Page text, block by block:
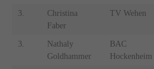
3.
Christina
Faber
TV Wehen
3.
Nathaly
Goldhammer
BAC
Hockenheim